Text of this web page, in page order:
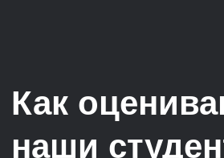
HR бизнес-партнерам
Хочу выстроить все необходимые HR-
процессы в компании, внедрить
практику HR бизнес-партнерства